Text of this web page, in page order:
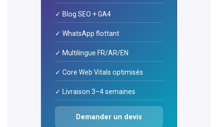
✓ Blog SEO + GA4
✓ WhatsApp flottant
✓ Multilingue FR/AR/EN
✓ Core Web Vitals optimisés
✓ Livraison 3–4 semaines
Demander un devis